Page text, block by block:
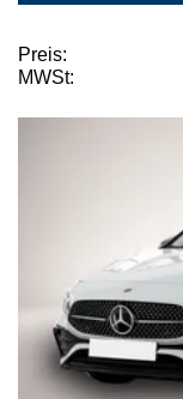
Preis:
MWSt: